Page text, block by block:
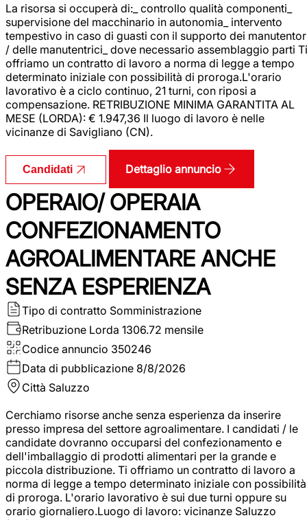
La risorsa si occuperà di:_ controllo qualità componenti_
supervisione del macchinario in autonomia_ intervento
tempestivo in caso di guasti con il supporto dei
/ delle manutentrici_ dove necessario assemblaggio parti Ti
offriamo un contratto di lavoro a norma di legge a tempo
determinato iniziale con possibilità di proroga.L'orario
lavorativo è a ciclo continuo, 21 turni, con riposi a
compensazione. RETRIBUZIONE MINIMA GARANTITA AL
MESE (LORDA): € 1.947,36 Il luogo di lavoro è nelle
vicinanze di Savigliano (CN).
Candidati Dettaglio annuncio
OPERAIO/ OPERAIA
CONFEZIONAMENTO
AGROALIMENTARE ANCHE
SENZA ESPERIENZA
Tipo di contratto Somministrazione
Retribuzione Lorda 1306.72 mensile
Codice annuncio 350246
Data di pubblicazione 8/8/2026
Città Saluzzo
Cerchiamo risorse anche senza esperienza da inserire
presso impresa del settore agroalimentare. I candidati / le
candidate dovranno occuparsi del confezionamento e
dell'imballaggio di prodotti alimentari per la grande e
piccola distribuzione. Ti offriamo un contratto di lavoro a
norma di legge a tempo determinato iniziale con possibilità
di proroga. L'orario lavorativo è sui due turni oppure su
orario giornaliero.Luogo di lavoro: vicinanze Saluzzo